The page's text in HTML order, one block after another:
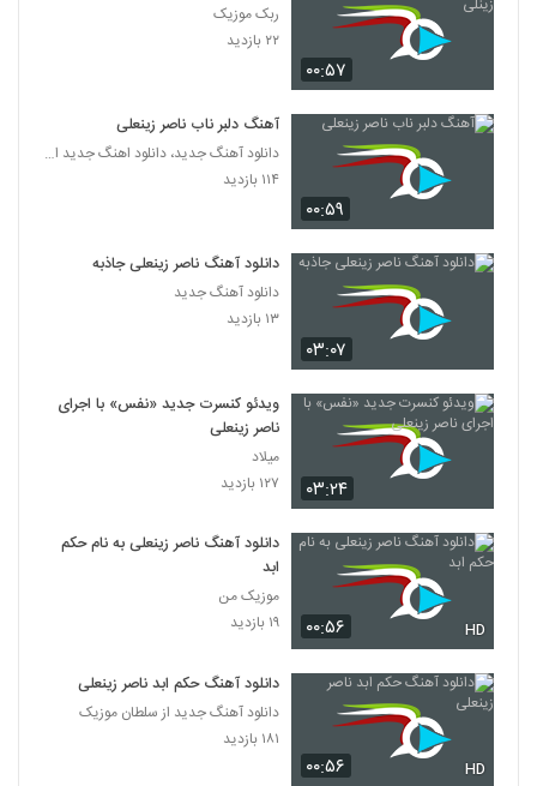
۰۰:۵۷
ربک موزیک
۲۲ بازدید
۰۰:۵۹
آهنگ دلبر ناب ناصر زینعلی
دانلود آهنگ جدید، دانلود اهنگ جدید ایرانی
۱۱۴ بازدید
۰۳:۰۷
دانلود آهنگ ناصر زینعلی جاذبه
دانلود آهنگ جدید
۱۳ بازدید
۰۳:۲۴
ویدئو کنسرت جدید «نفس» با اجرای
ناصر زینعلی
میلاد
۱۲۷ بازدید
۰۰:۵۶ HD
دانلود آهنگ ناصر زینعلی به نام حکم
ابد
موزیک من
۱۹ بازدید
۰۰:۵۶ HD
دانلود آهنگ حکم ابد ناصر زینعلی
دانلود آهنگ جدید از سلطان موزیک
۱۸۱ بازدید